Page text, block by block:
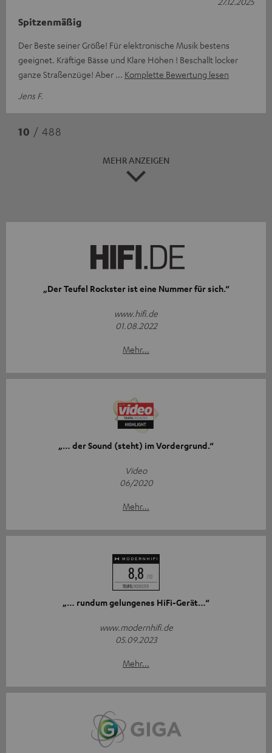
Spitzenmäßig
Der Beste seiner Größe! Für elektronische Musik bestens
geeignet. Kräftige Bässe und Klare Höhen ! Beschallt locker
ganze Straßenzüge! Aber
Komplette Bewertung lesen
Jens F.
10 / 488
MEHR ANZEIGEN
„Der Teufel Rockster ist eine Nummer für sich.“
www.hifi.de
01.08.2022
Mehr...
„… der Sound (steht) im Vordergrund.“
Video
06/2020
Mehr...
„… rundum gelungenes HiFi-Gerät…“
www.modernhifi.de
05.09.2023
Mehr...